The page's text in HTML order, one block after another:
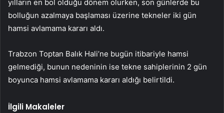
yılların en bol olduğu dönem olurken, son günlerde bu
bolluğun azalmaya başlaması üzerine tekneler iki gün
hamsi avlamama kararı aldı.
Trabzon Toptan Balık Hali’ne bugün itibariyle hamsi
gelmediği, bunun nedeninin ise tekne sahiplerinin 2 gün
boyunca hamsi avlamama kararı aldığı belirtildi.
İlgili Makaleler